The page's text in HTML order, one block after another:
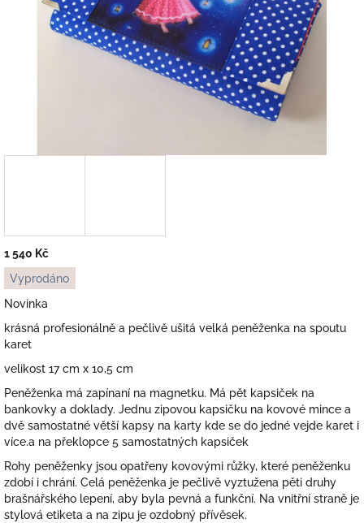
1 540 Kč
Měrná
cena:
Vyprodáno
Novinka
krásná profesionálně a pečlivě ušitá velká peněženka na spoutu
karet
velikost 17 cm x 10,5 cm
Peněženka má zapínaní na magnetku. Má pět kapsiček na
bankovky a doklady. Jednu zipovou kapsičku na kovové mince a
dvě samostatné větší kapsy na karty kde se do jedné vejde karet i
více.a na překlopce 5 samostatných kapsiček
Rohy peněženky jsou opatřeny kovovými růžky, které peněženku
zdobí i chrání. Celá peněženka je pečlivě vyztužena pěti druhy
brašnářského lepení, aby byla pevná a funkční. Na vnitřní straně je
stylová etiketa a na zipu je ozdobný přívěsek.